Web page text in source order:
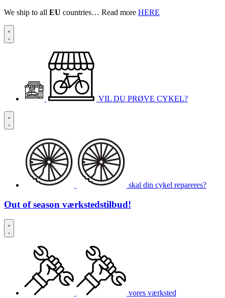
We ship to all EU countries… Read more HERE
VIL DU PRØVE CYKEL?
skal din cykel repareres?
Out of season værkstedstilbud!
vores værksted